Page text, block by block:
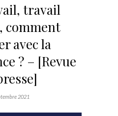
travail
comment
avec la
? – [Revue
2021